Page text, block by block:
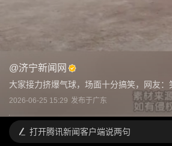
@济宁新闻网
大家接力挤爆气球，场面十分搞笑，网友：
2026-06-25 15:29 发布于广东
打开腾讯新闻客户端说两句